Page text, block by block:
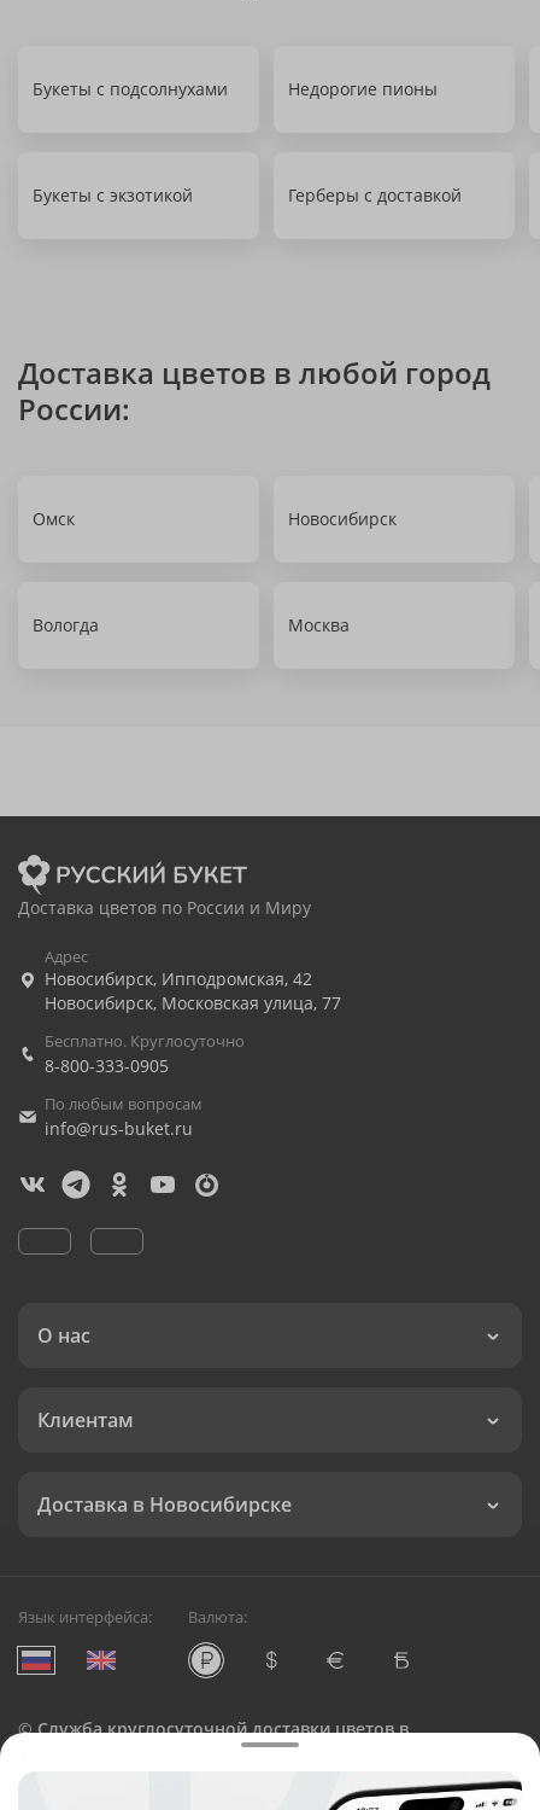
Букеты с подсолнухами Недорогие пионы
Букеты с экзотикой Герберы с доставкой
Доставка цветов в любой город
России:
Омск Новосибирск
Вологда Москва
Доставка цветов по России и Миру
Адрес
Новосибирск, Ипподромская, 42
Новосибирск, Московская улица, 77
Бесплатно. Круглосуточно
8-800-333-0905
По любым вопросам
info@rus-buket.ru
О нас
Клиентам
Доставка в Новосибирске
Язык интерфейса: Валюта:
©Служба круглосуточной доставки цветов в
Русский Букет, 2026